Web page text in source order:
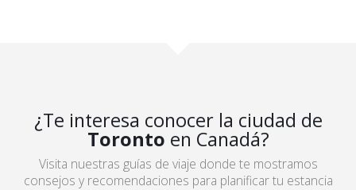
¿Te interesa conocer la ciudad de
Toronto en Canadá?
Visita nuestras guías de viaje donde te mostramos
consejos y recomendaciones para planificar tu estancia